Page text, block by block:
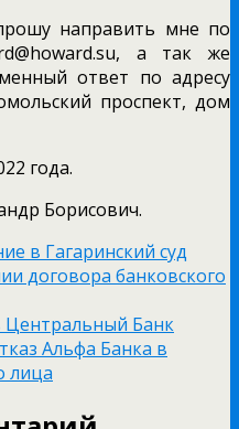
направить мне по
а так же
ответ по адресу
проспект, дом
года.
Борисович.
в Гагаринский суд
договора банковского
Центральный Банк
Альфа Банка в
лица